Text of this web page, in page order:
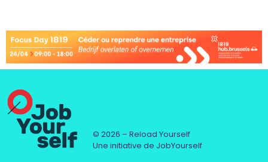
© 2026 – Reload Yourself
Une initiative de JobYourself